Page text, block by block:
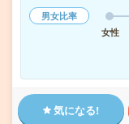
男女比率
女性
気になる!